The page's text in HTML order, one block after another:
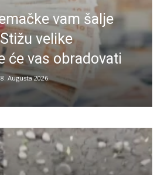
vam šalje
velike
će vas obradovati
8. Augusta 2026.